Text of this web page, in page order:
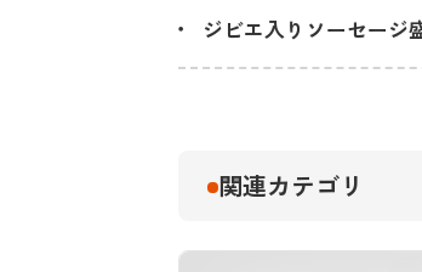
ジビエ入りソーセージ
関連カテゴリ